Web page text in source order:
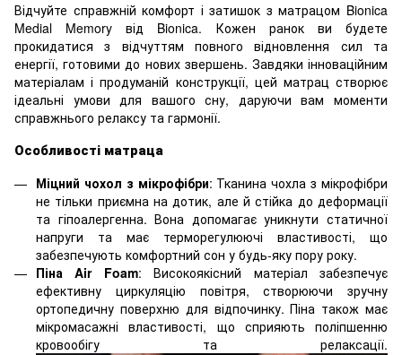
Відчуйте справжній комфорт і затишок з матрацом Bionica
Medial Memory від Bionica. Кожен ранок ви будете
прокидатися з відчуттям повного відновлення сил та
енергії, готовими до нових звершень. Завдяки інноваційним
матеріалам і продуманій конструкції, цей матрац створює
ідеальні умови для вашого сну, даруючи вам моменти
справжнього релаксу та гармонії.
Особливості матраца
Міцний чохол з мікрофібри: Тканина чохла з мікрофібри
не тільки приємна на дотик, але й стійка до деформації
та гіпоалергенна. Вона допомагає уникнути статичної
напруги та має терморегулюючі властивості, що
забезпечують комфортний сон у будь-яку пору року.
Піна Air Foam: Високоякісний матеріал забезпечує
ефективну циркуляцію повітря, створюючи зручну
ортопедичну поверхню для відпочинку. Піна також має
мікромасажні властивості, що сприяють поліпшенню
кровообігу та релаксації.